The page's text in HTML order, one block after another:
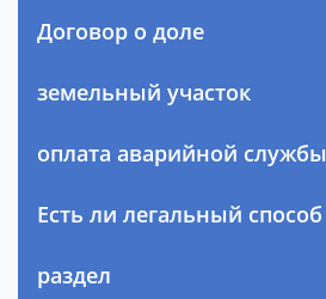
Договор о доле
земельный участок
оплата аварийной службы
Есть ли легальный способ
раздел